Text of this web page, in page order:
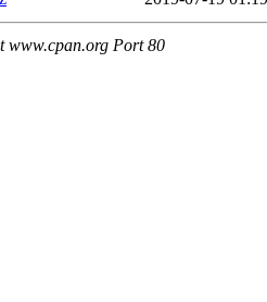
www.cpan.org Port 80